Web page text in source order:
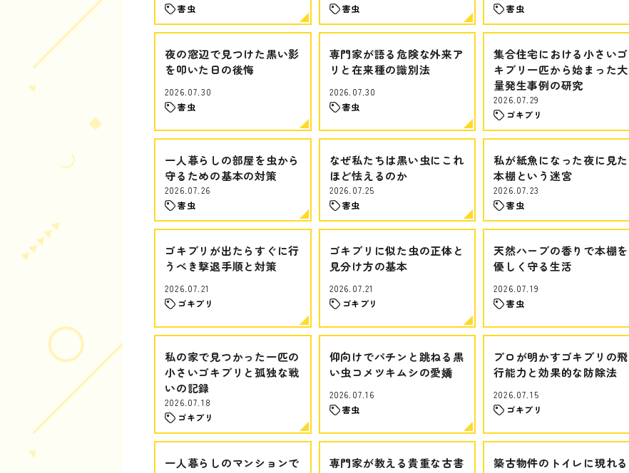
害虫
害虫
害虫
夜の窓辺で見つけた黒い影
を叩いた日の後悔
2026.07.30
害虫
専門家が語る危険な外来ア
リと在来種の識別法
2026.07.30
害虫
集合住宅における小さいゴ
キブリ一匹から始まった大
量発生事例の研究
2026.07.29
ゴキブリ
一人暮らしの部屋を虫から
守るための基本の対策
2026.07.26
害虫
なぜ私たちは黒い虫にこれ
ほど怯えるのか
2026.07.25
害虫
私が紙魚になった夜に見た
本棚という迷宮
2026.07.23
害虫
ゴキブリが出たらすぐに行
うべき撃退手順と対策
2026.07.21
ゴキブリ
ゴキブリに似た虫の正体と
見分け方の基本
2026.07.21
ゴキブリ
天然ハーブの香りで本棚を
優しく守る生活
2026.07.19
害虫
私の家で見つかった一匹の
小さいゴキブリと孤独な戦
いの記録
2026.07.18
ゴキブリ
仰向けでパチンと跳ねる黒
い虫コメツキムシの愛嬌
2026.07.16
害虫
プロが明かすゴキブリの飛
行能力と効果的な防除法
2026.07.15
ゴキブリ
一人暮らしのマンションで
専門家が教える貴重な古書
築古物件のトイレに現れる